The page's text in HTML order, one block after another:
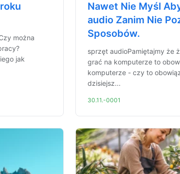
można
jak
Nawet Nie Myśl
audio Zanim Nie
Sposobów.
sprzęt audioPamiętajmy że
grać na komputerze to
komputerze - czy to
dzisiejsz...
30.11.-0001